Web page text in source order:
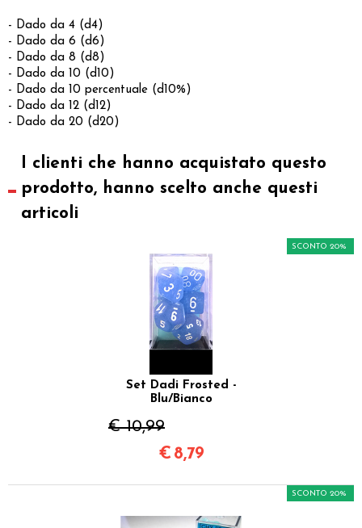
- Dado da 4 (d4)
- Dado da 6 (d6)
- Dado da 8 (d8)
- Dado da 10 (d10)
- Dado da 10 percentuale (d10%)
- Dado da 12 (d12)
- Dado da 20 (d20)
I clienti che hanno acquistato questo
prodotto, hanno scelto anche questi
articoli
Set Dadi Frosted -
Blu/Bianco
€ 10,99
SCONTO 20%
€ 8,79
SCONTO 20%